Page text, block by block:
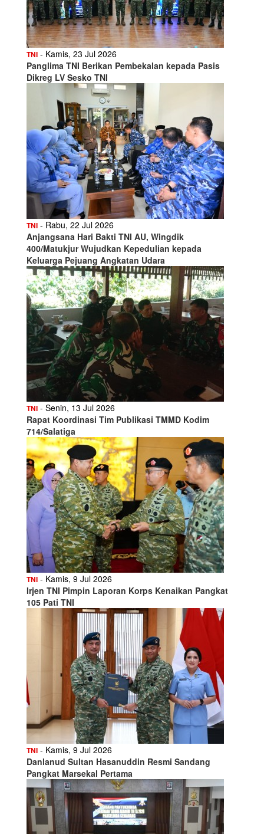
TNI - Kamis, 23 Jul 2026
Panglima TNI Berikan Pembekalan kepada Pasis
Dikreg LV Sesko TNI
TNI - Rabu, 22 Jul 2026
Anjangsana Hari Bakti TNI AU, Wingdik
400/Matukjur Wujudkan Kepedulian kepada
Keluarga Pejuang Angkatan Udara
TNI - Senin, 13 Jul 2026
Rapat Koordinasi Tim Publikasi TMMD Kodim
714/Salatiga
TNI - Kamis, 9 Jul 2026
Irjen TNI Pimpin Laporan Korps Kenaikan Pangkat
105 Pati TNI
TNI - Kamis, 9 Jul 2026
Danlanud Sultan Hasanuddin Resmi Sandang
Pangkat Marsekal Pertama